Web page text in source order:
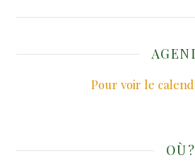
Pour voir le
OÙ?